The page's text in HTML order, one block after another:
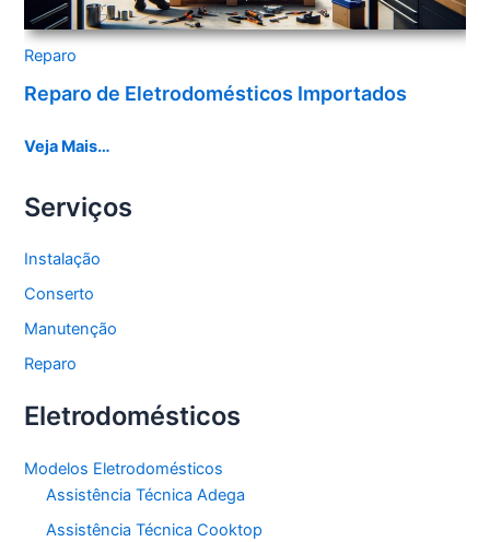
Reparo
Reparo de Eletrodomésticos Importados
Veja Mais…
Serviços
Instalação
Conserto
Manutenção
Reparo
Eletrodomésticos
Modelos Eletrodomésticos
Assistência Técnica Adega
Assistência Técnica Cooktop